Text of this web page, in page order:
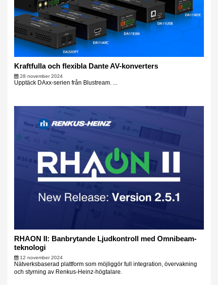
Kraftfulla och flexibla Dante AV-konverters
28 november 2024
Upptäck DAxx-serien från Blustream. ...
RHAON II: Banbrytande Ljudkontroll med Omnibeam-
teknologi
12 november 2024
Nätverksbaserad plattform som möjliggör full integration, övervakning
och styrning av Renkus-Heinz-högtalare.